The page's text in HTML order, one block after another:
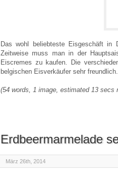
Das wohl beliebteste Eisgeschäft in
Zeitweise muss man in der
Eiscremes zu kaufen. Die
belgischen Eisverkäufer sehr
(54 words, 1 image, estimated 13 secs
Erdbeermarmelade
März 26th, 2014